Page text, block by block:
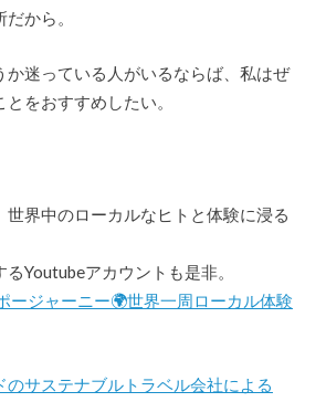
から。
か迷っている人がいるならば、私はぜ
をおすすめしたい。
世界中のローカルなヒトと体験に浸る
Youtubeアカウントも是非。
ージャーニー🌍世界一周ローカル体験
のサステナブルトラベル会社による